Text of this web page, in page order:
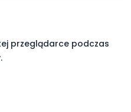
przeglądarce podczas